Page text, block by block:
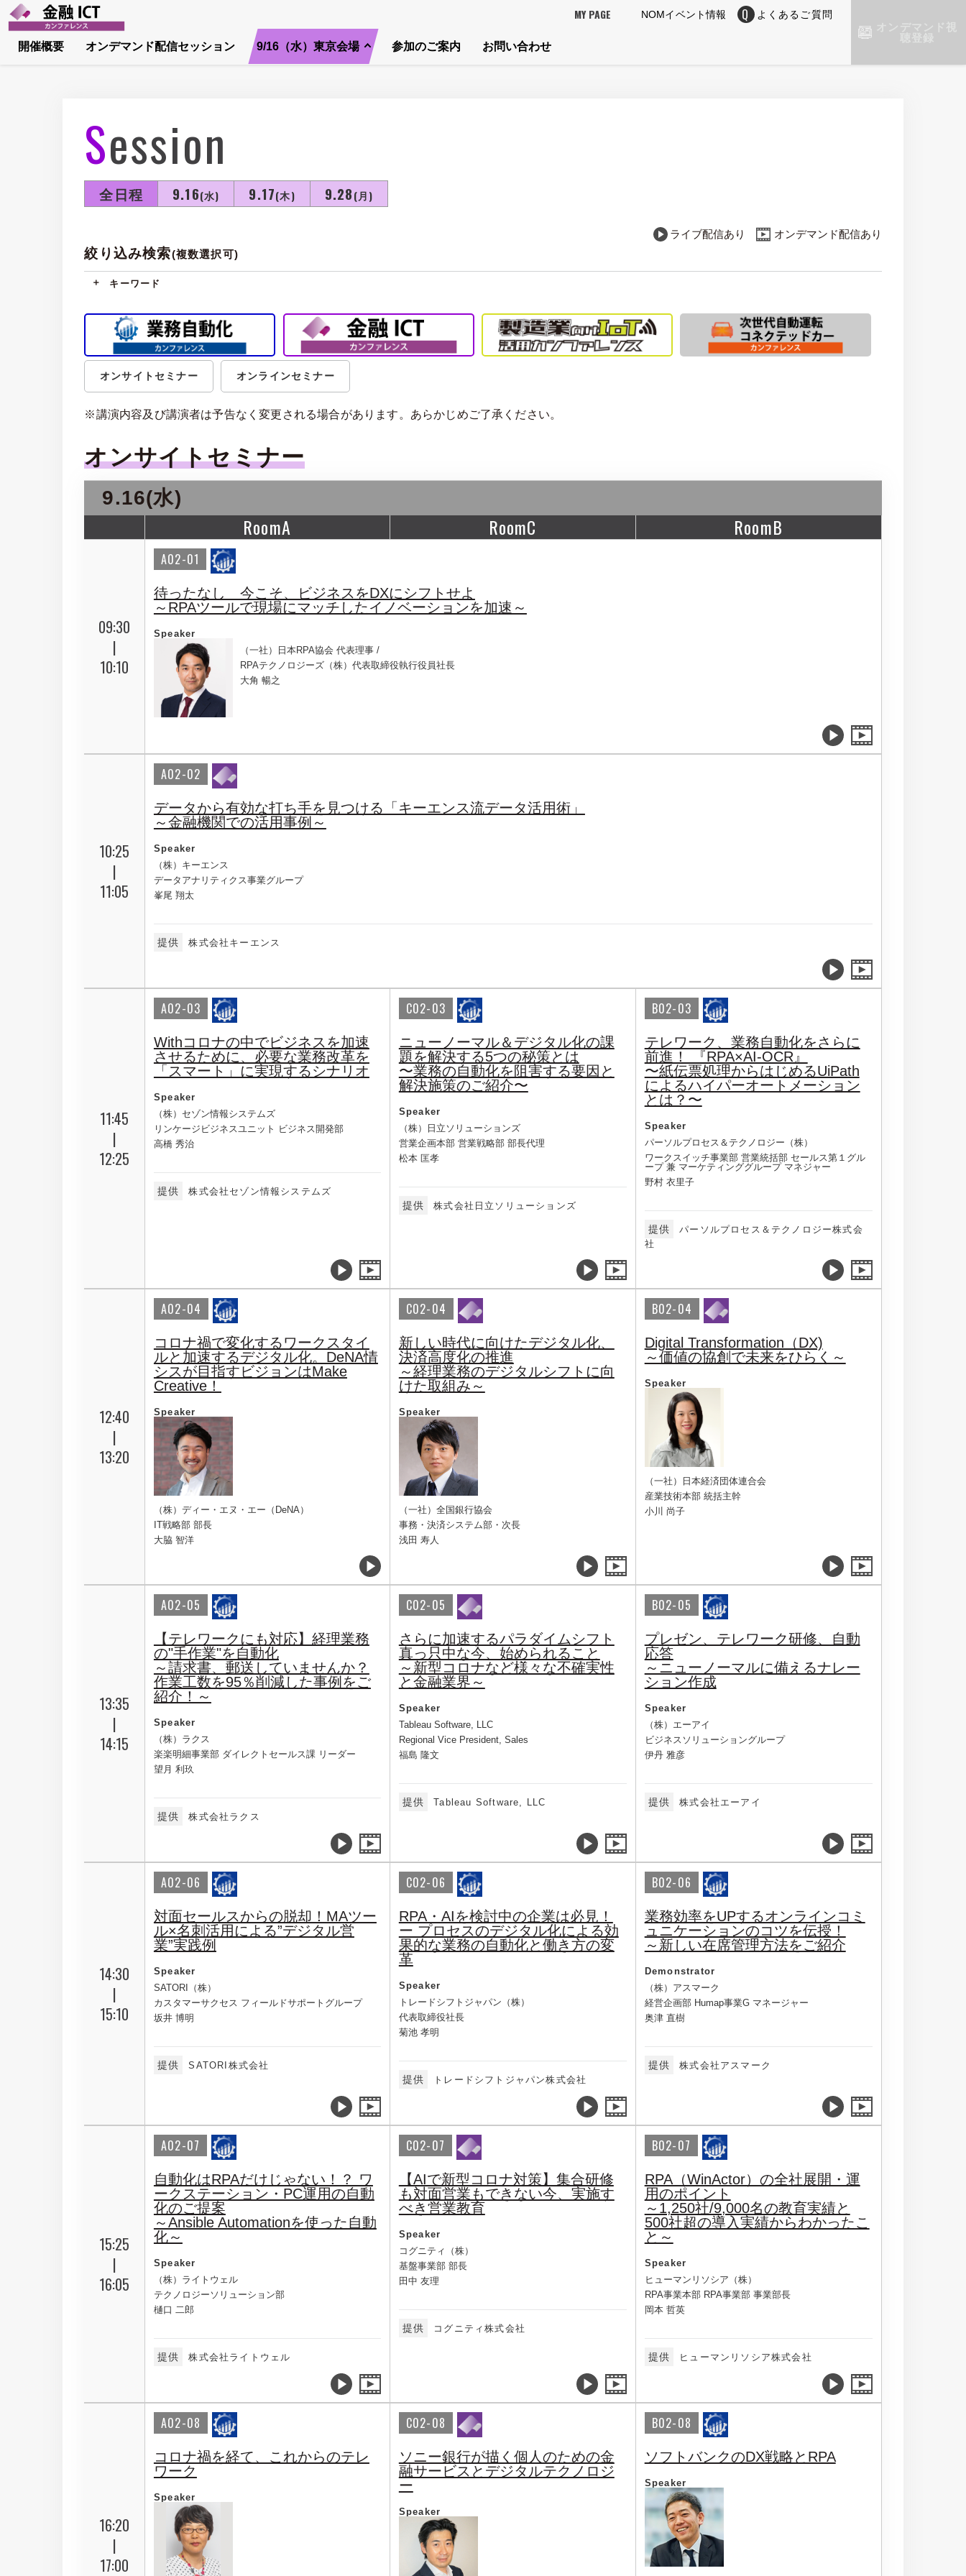
MY PAGE NOMイベント情報 よくあるご質問
開催概要 オンデマンド配信セッション 9/16（水）東京会場 参加のご案内 お問い合わせ
Session
全日程 9.16(水) 9.17(木) 9.28(月)
ライブ配信あり オンデマンド配信あり
絞り込み検索(複数選択可)
キーワード
オンサイトセミナー オンラインセミナー
※講演内容及び講演者は予告なく変更される場合があります。あらかじめご了承ください。
オンサイトセミナー
9.16(水)
RoomA RoomC RoomB
09:30
|
10:10
A02-01
待ったなし 今こそ、ビジネスをDXにシフトせよ
～RPAツールで現場にマッチしたイノベーションを加速～
Speaker
（一社）日本RPA協会 代表理事 /
RPAテクノロジーズ（株）代表取締役執行役員社長
大角 暢之
10:25
|
11:05
A02-02
データから有効な打ち手を見つける「キーエンス流データ活用術」
～金融機関での活用事例～
Speaker
（株）キーエンス
データアナリティクス事業グループ
峯尾 翔太
提供 株式会社キーエンス
11:45
|
12:25
A02-03
Withコロナの中でビジネスを加速
させるために、必要な業務改革を
「スマート」に実現するシナリオ
Speaker
（株）セゾン情報システムズ
リンケージビジネスユニット ビジネス開発部
高橋 秀治
提供 株式会社セゾン情報システムズ
C02-03
ニューノーマル＆デジタル化の課
題を解決する5つの秘策とは
〜業務の自動化を阻害する要因と
解決施策のご紹介〜
Speaker
（株）日立ソリューションズ
営業企画本部 営業戦略部 部長代理
松本 匡孝
提供 株式会社日立ソリューションズ
B02-03
テレワーク、業務自動化をさらに
前進！ 『RPA×AI-OCR』
〜紙伝票処理からはじめるUiPath
によるハイパーオートメーション
とは？〜
Speaker
パーソルプロセス＆テクノロジー（株）
ワークスイッチ事業部 営業統括部 セールス第１グル
ープ 兼 マーケティンググループ マネジャー
野村 衣里子
提供
パーソルプロセス＆テクノロジー株式会
社
12:40
|
13:20
A02-04
コロナ禍で変化するワークスタイ
ルと加速するデジタル化。DeNA情
シスが目指すビジョンはMake
Creative！
Speaker
（株）ディー・エヌ・エー（DeNA）
IT戦略部 部長
大脇 智洋
C02-04
新しい時代に向けたデジタル化、
決済高度化の推進
～経理業務のデジタルシフトに向
けた取組み～
Speaker
（一社）全国銀行協会
事務・決済システム部・次長
浅田 寿人
B02-04
Digital Transformation（DX)
～価値の協創で未来をひらく～
Speaker
（一社）日本経済団体連合会
産業技術本部 統括主幹
小川 尚子
13:35
|
14:15
A02-05
【テレワークにも対応】経理業務
の"手作業"を自動化
～請求書、郵送していませんか？
作業工数を95％削減した事例をご
紹介！～
Speaker
（株）ラクス
楽楽明細事業部 ダイレクトセールス課 リーダー
望月 利玖
提供 株式会社ラクス
C02-05
さらに加速するパラダイムシフト
真っ只中な今、始められること
～新型コロナなど様々な不確実性
と金融業界～
Speaker
Tableau Software, LLC
Regional Vice President, Sales
福島 隆文
提供 Tableau Software, LLC
B02-05
プレゼン、テレワーク研修、自動
応答
～ニューノーマルに備えるナレー
ション作成
Speaker
（株）エーアイ
ビジネスソリューショングループ
伊丹 雅彦
提供 株式会社エーアイ
14:30
|
15:10
A02-06
対面セールスからの脱却！MAツー
ル×名刺活用による”デジタル営
業”実践例
Speaker
SATORI（株）
カスタマーサクセス フィールドサポートグループ
坂井 博明
提供 SATORI株式会社
C02-06
RPA・AIを検討中の企業は必見！
ー プロセスのデジタル化による効
果的な業務の自動化と働き方の変
革
Speaker
トレードシフトジャパン（株）
代表取締役社長
菊池 孝明
提供 トレードシフトジャパン株式会社
B02-06
業務効率をUPするオンラインコミ
ュニケーションのコツを伝授！
～新しい在席管理方法をご紹介
Demonstrator
（株）アスマーク
経営企画部 Humap事業G マネージャー
奥津 直樹
提供 株式会社アスマーク
15:25
|
16:05
A02-07
自動化はRPAだけじゃない！？ ワ
ークステーション・PC運用の自動
化のご提案
～Ansible Automationを使った自動
化～
Speaker
（株）ライトウェル
テクノロジーソリューション部
樋口 二郎
提供 株式会社ライトウェル
C02-07
【AIで新型コロナ対策】集合研修
も対面営業もできない今、実施す
べき営業教育
Speaker
コグニティ（株）
基盤事業部 部長
田中 友理
提供 コグニティ株式会社
B02-07
RPA（WinActor）の全社展開・運
用のポイント
～1,250社/9,000名の教育実績と
500社超の導入実績からわかったこ
と～
Speaker
ヒューマンリソシア（株）
RPA事業本部 RPA事業部 事業部長
岡本 哲英
提供 ヒューマンリソシア株式会社
16:20
|
17:00
A02-08
コロナ禍を経て、これからのテレ
ワーク
Speaker
C02-08
ソニー銀行が描く個人のための金
融サービスとデジタルテクノロジ
ー
Speaker
B02-08
ソフトバンクのDX戦略とRPA
Speaker